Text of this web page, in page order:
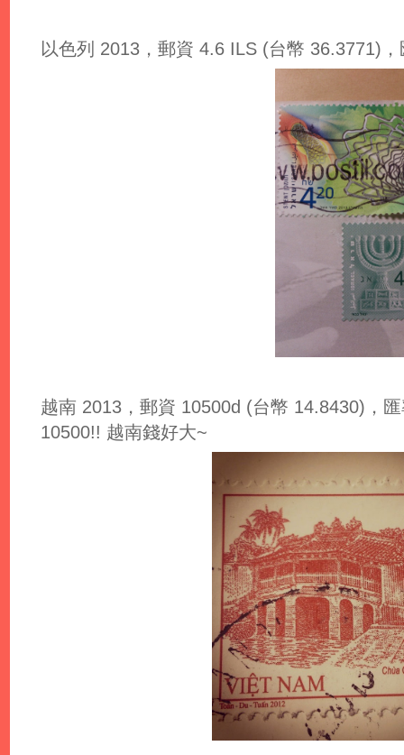
以色列 2013，郵資 4.6 ILS (台幣 36.3771)
越南 2013，郵資 10500d (台幣 14.8430)，
10500!! 越南錢好大~